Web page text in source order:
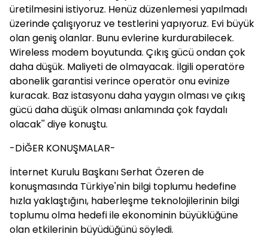
üretilmesini istiyoruz. Henüz düzenlemesi yapılmadı
üzerinde çalışıyoruz ve testlerini yapıyoruz. Evi büyük
olan geniş olanlar. Bunu evlerine kurdurabilecek.
Wireless modem boyutunda. Çıkış gücü ondan çok
daha düşük. Maliyeti de olmayacak. İlgili operatöre
abonelik garantisi verince operatör onu evinize
kuracak. Baz istasyonu daha yaygın olması ve çıkış
gücü daha düşük olması anlamında çok faydalı
olacak'' diye konuştu.
-DİĞER KONUŞMALAR-
İnternet Kurulu Başkanı Serhat Özeren de
konuşmasında Türkiye'nin bilgi toplumu hedefine
hızla yaklaştığını, haberleşme teknolojilerinin bilgi
toplumu olma hedefi ile ekonominin büyüklüğüne
olan etkilerinin büyüdüğünü söyledi.